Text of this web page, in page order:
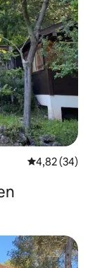
4,82 (34)